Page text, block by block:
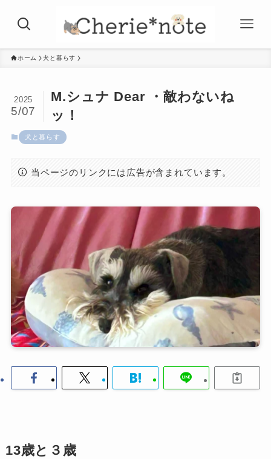
ホーム 犬と暮らす
M.シュナ Dear ・敵わないね
ッ！
2025
5/07
犬と暮らす
当ページのリンクには広告が含まれています。
13歳と３歳